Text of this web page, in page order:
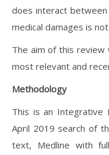
does interact
medical damages is
The aim of this
most relevant and
Methodology
This is an Integrative
April 2019 search of
text, Medline with